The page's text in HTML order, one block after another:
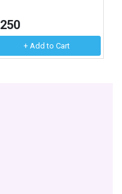
250
+ Add to Cart